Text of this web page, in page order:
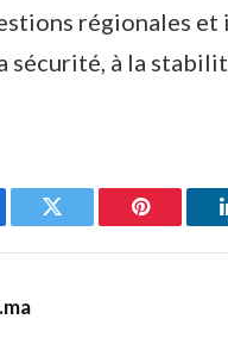
régionales
sécurité, à la
Twitter Pinterest